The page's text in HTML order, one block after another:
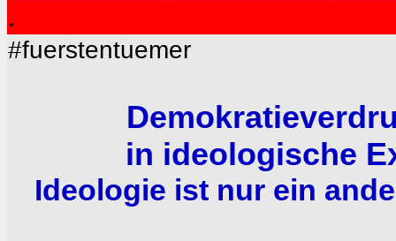
.
#fuerstentuemer
in ideologische
Ideologie ist nur ein